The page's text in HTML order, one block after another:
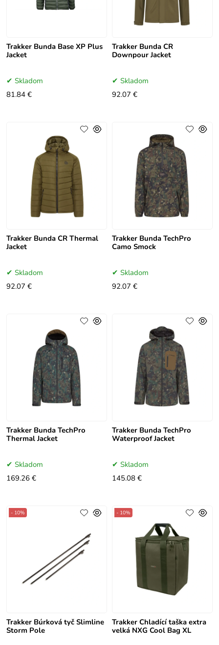
Trakker Bunda Base XP Plus
Jacket
Skladom
81.84 €
Trakker Bunda CR
Downpour Jacket
Skladom
92.07 €
Trakker Bunda CR Thermal
Jacket
Skladom
92.07 €
Trakker Bunda TechPro
Camo Smock
Skladom
92.07 €
Trakker Bunda TechPro
Thermal Jacket
Skladom
169.26 €
Trakker Bunda TechPro
Waterproof Jacket
Skladom
145.08 €
Trakker Búrková tyč Slimline
Storm Pole
- 10%
Trakker Chladící taška extra
velká NXG Cool Bag XL
- 10%